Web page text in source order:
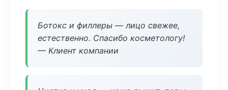
Ботокс и филлеры — лицо свежее,
естественно. Спасибо косметологу!
— Клиент компании